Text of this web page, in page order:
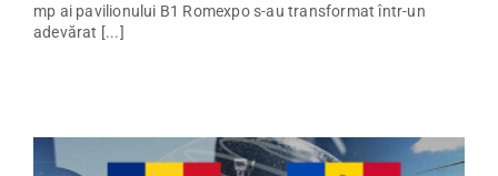
mp ai pavilionului B1 Romexpo s-au transformat într-un
adevărat [...]